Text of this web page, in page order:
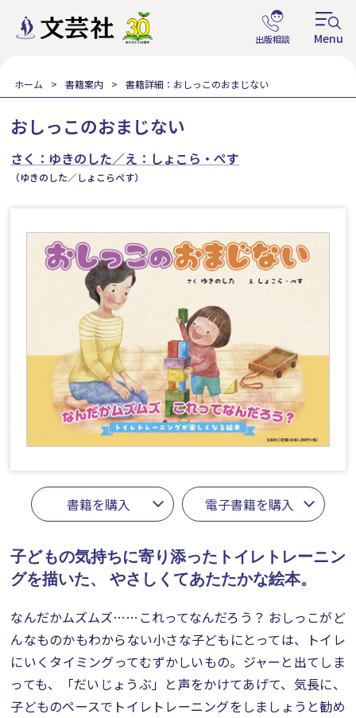
ホーム 書籍案内 書籍詳細：おしっこのおまじない
おしっこのおまじない
さく：ゆきのした／え：しょこら・ぺす
（ゆきのした／しょこらぺす）
書籍を購入 電子書籍を購入
子どもの気持ちに寄り添ったトイレトレーニン
グを描いた、
やさしくてあたたかな絵本。
なんだかムズムズ……これってなんだろう？ おしっこがど
んなものかもわからない小さな子どもにとっては、トイレ
にいくタイミングってむずかしいもの。ジャーと出てしま
っても、「だいじょうぶ」と声をかけてあげて、気長に、
子どものペースでトイレトレーニングをしましょうと勧め